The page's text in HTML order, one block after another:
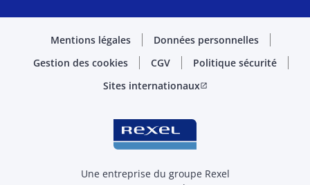
Mentions légales
Données personnelles
Gestion des cookies
CGV
Politique sécurité
Sites internationauxopen_in_new
Une entreprise du groupe Rexel